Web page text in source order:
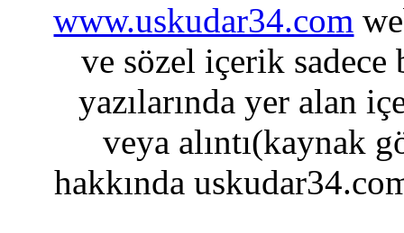
www.uskudar34.com
ve sözel içerik sadece
yazılarında yer alan
veya alıntı(kaynak
hakkında